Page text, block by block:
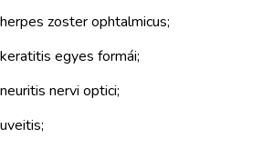
herpes zoster ophtalmicus;
keratitis egyes formái;
neuritis nervi optici;
uveitis;